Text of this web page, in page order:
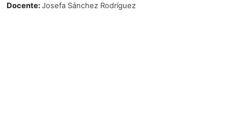
Docente:Josefa Sánchez Rodríguez